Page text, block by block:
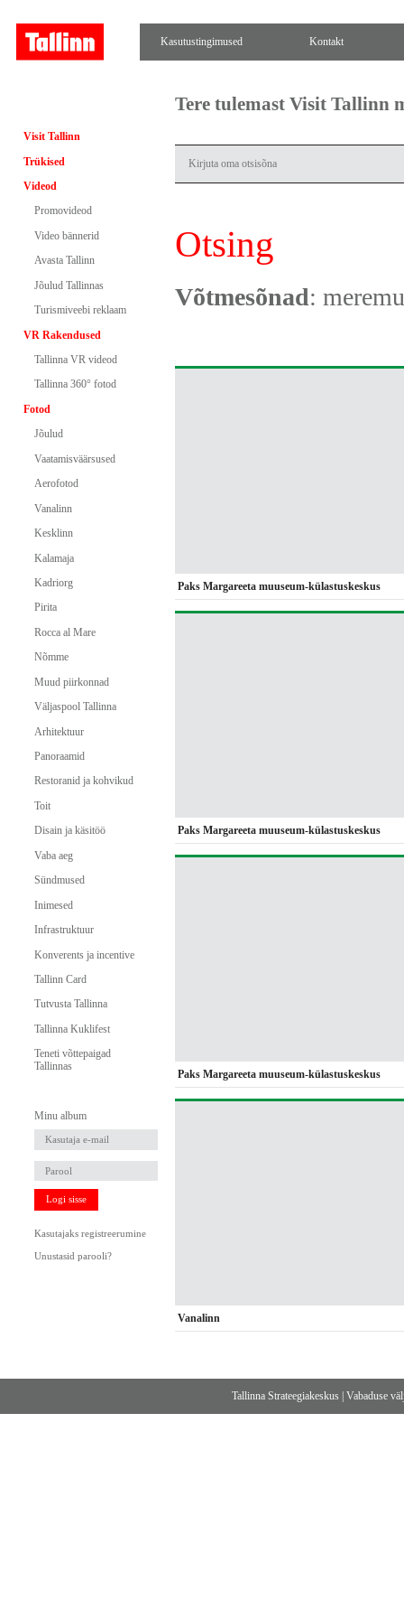
Kasutustingimused Kontakt
Visit Tallinn
Trükised
Videod
Promovideod
Video bännerid
Avasta Tallinn
Jõulud Tallinnas
Turismiveebi reklaam
VR Rakendused
Tallinna VR videod
Tallinna 360° fotod
Fotod
Jõulud
Vaatamisväärsused
Aerofotod
Vanalinn
Kesklinn
Kalamaja
Kadriorg
Pirita
Rocca al Mare
Nõmme
Muud piirkonnad
Väljaspool Tallinna
Arhitektuur
Panoraamid
Restoranid ja kohvikud
Toit
Disain ja käsitöö
Vaba aeg
Sündmused
Inimesed
Infrastruktuur
Konverents ja incentive
Tallinn Card
Tutvusta Tallinna
Tallinna Kuklifest
Teneti võttepaigad
Tallinnas
Minu album
Logi sisse
Kasutajaks registreerumine
Unustasid parooli?
Tere tulemast Visit Tallinn
Otsing
Võtmesõnad:
Paks Margareeta muuseum-külastuskeskus
Paks Margareeta muuseum-külastuskeskus
Paks Margareeta muuseum-külastuskeskus
Vanalinn
Tallinna Strateegiakeskus Vabaduse